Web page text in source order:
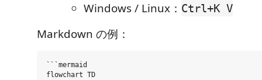
Windows / Linux： Ctrl+K V
Markdown の例：
```mermaid
flowchart TD